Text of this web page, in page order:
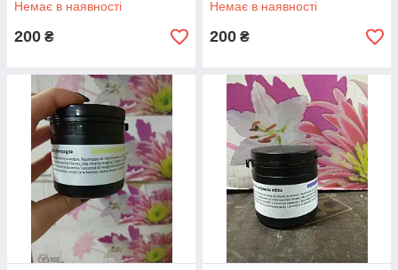
Немає в наявності
200 ₴
Немає в наявності
200 ₴